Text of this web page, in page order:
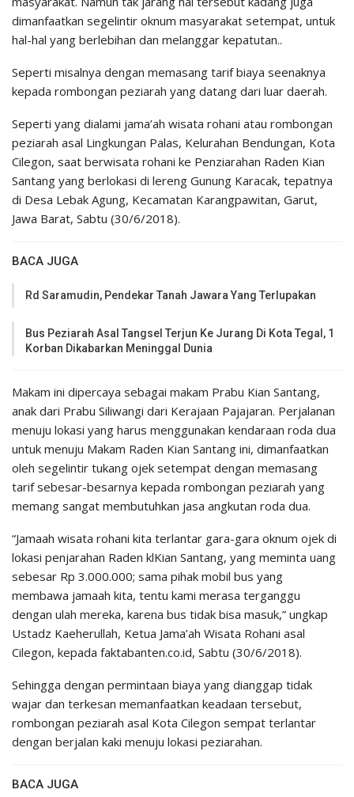
dimanfaatkan segelintir oknum masyarakat setempat, untuk
hal-hal yang berlebihan dan melanggar kepatutan..
Seperti misalnya dengan memasang tarif biaya seenaknya
kepada rombongan peziarah yang datang dari luar daerah.
Seperti yang dialami jama’ah wisata rohani atau rombongan
peziarah asal Lingkungan Palas, Kelurahan Bendungan, Kota
Cilegon, saat berwisata rohani ke Penziarahan Raden Kian
Santang yang berlokasi di lereng Gunung Karacak, tepatnya
di Desa Lebak Agung, Kecamatan Karangpawitan, Garut,
Jawa Barat, Sabtu (30/6/2018).
BACA JUGA
Rd Saramudin, Pendekar Tanah Jawara Yang Terlupakan
Bus Peziarah Asal Tangsel Terjun Ke Jurang Di Kota Tegal, 1
Korban Dikabarkan Meninggal Dunia
Makam ini dipercaya sebagai makam Prabu Kian Santang,
anak dari Prabu Siliwangi dari Kerajaan Pajajaran. Perjalanan
menuju lokasi yang harus menggunakan kendaraan roda dua
untuk menuju Makam Raden Kian Santang ini, dimanfaatkan
oleh segelintir tukang ojek setempat dengan memasang
tarif sebesar-besarnya kepada rombongan peziarah yang
memang sangat membutuhkan jasa angkutan roda dua.
“Jamaah wisata rohani kita terlantar gara-gara oknum ojek di
lokasi penjarahan Raden klKian Santang, yang meminta uang
sebesar Rp 3.000.000; sama pihak mobil bus yang
membawa jamaah kita, tentu kami merasa terganggu
dengan ulah mereka, karena bus tidak bisa masuk,” ungkap
Ustadz Kaeherullah, Ketua Jama’ah Wisata Rohani asal
Cilegon, kepada faktabanten.co.id, Sabtu (30/6/2018).
Sehingga dengan permintaan biaya yang dianggap tidak
wajar dan terkesan memanfaatkan keadaan tersebut,
rombongan peziarah asal Kota Cilegon sempat terlantar
dengan berjalan kaki menuju lokasi peziarahan.
BACA JUGA